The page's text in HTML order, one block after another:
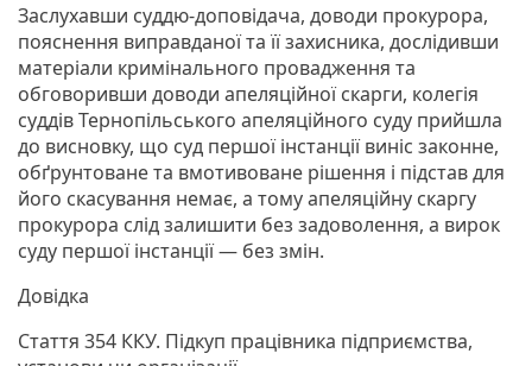
Заслухавши суддю-доповідача, доводи прокурора,
пояснення виправданої та її захисника, дослідивши
матеріали кримінального провадження та
обговоривши доводи апеляційної скарги, колегія
суддів Тернопільського апеляційного суду прийшла
до висновку, що суд першої інстанції виніс законне,
обґрунтоване та вмотивоване рішення і підстав для
його скасування немає, а тому апеляційну скаргу
прокурора слід залишити без задоволення, а вирок
суду першої інстанції — без змін.
Довідка
Стаття 354 ККУ. Підкуп працівника підприємства,